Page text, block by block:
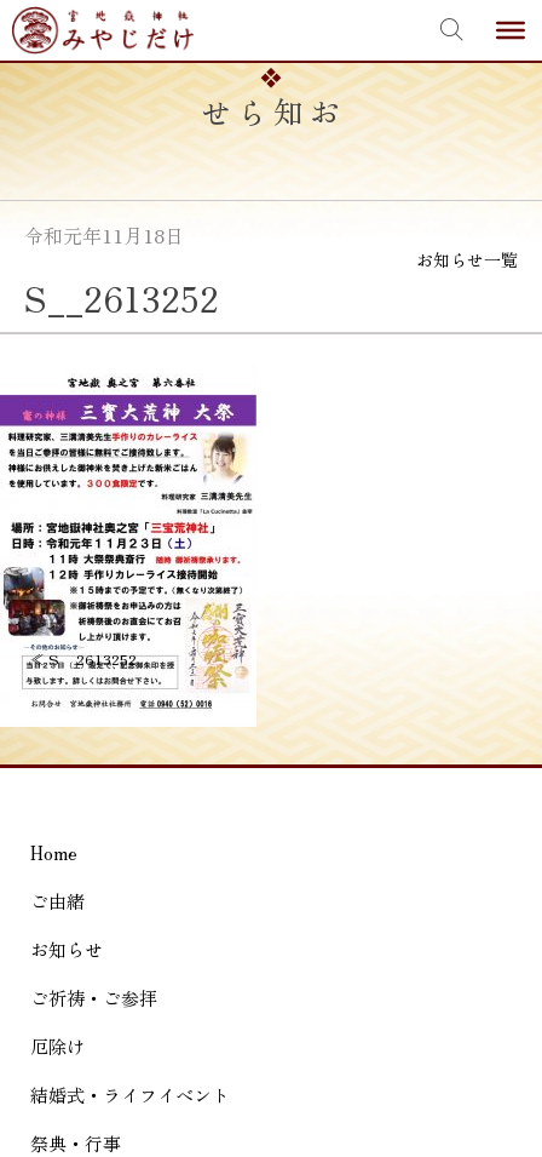
Skip
to
content
お知らせ
令和元年11月18日
お知らせ一覧
S__2613252
投
稿
ナ
ビ
ー
シ
ョ
ン
≪S__2613252
Home
ご由緒
お知らせ
ご祈祷・ご参拝
厄除け
結婚式・ライフイベント
祭典・行事